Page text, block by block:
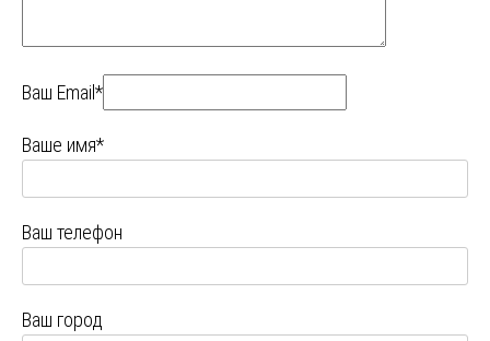
Ваш Email*
Ваше имя*
Ваш телефон
Ваш город